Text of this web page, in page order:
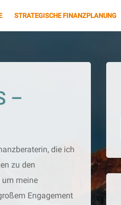
STRATEGISCHE FINANZPLANUNG
–
die ich
zu den
um meine
Engagement